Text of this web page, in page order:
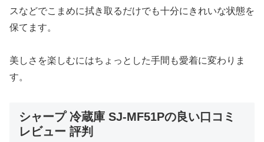
スなどでこまめに拭き取るだけでも十分にきれいな状態を
保てます。
美しさを楽しむにはちょっとした手間も愛着に変わりま
す。
シャープ 冷蔵庫 SJ-MF51Pの良い口コミ
レビュー 評判